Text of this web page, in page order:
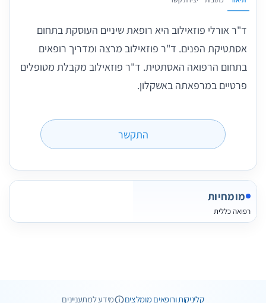
ד"ר אורלי פוזאילוב היא רופאת שיניים העוסקת בתחום
אסתטיקת הפנים. ד"ר פוזאילוב מרצה ומדריך רופאים
בתחום הרפואה האסתטית. ד"ר פוזאילוב מקבלת מטופלים
פרטיים במרפאתה באשקלון.
התקשר
מומחיות
רפואה כללית
קליניקות ורופאים מומלצים מידע למתעניינים